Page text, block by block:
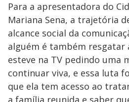
Para a apresentadora do
Mariana Sena, a trajetória
alcance social da
alguém é também resgatar
esteve na TV pedindo uma
continuar viva, e essa luta
que ela tem acesso ao
a família reunida e saber